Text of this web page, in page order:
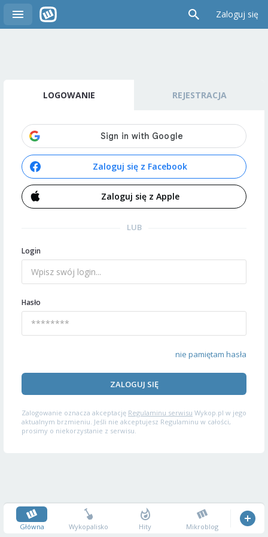
Zaloguj się
LOGOWANIE REJESTRACJA
Zaloguj się z Facebook
Zaloguj się z Apple
LUB
Login
Hasło
nie pamiętam hasła
ZALOGUJ SIĘ
Zalogowanie oznacza akceptację Regulaminu serwisu Wykop.pl w jego
aktualnym brzmieniu. Jeśli nie akceptujesz Regulaminu w całości,
prosimy o niekorzystanie z serwisu.
Główna Wykopalisko Hity Mikroblog